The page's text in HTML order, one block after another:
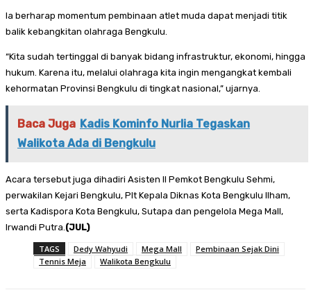
Ia berharap momentum pembinaan atlet muda dapat menjadi titik
balik kebangkitan olahraga Bengkulu.
“Kita sudah tertinggal di banyak bidang infrastruktur, ekonomi, hingga
hukum. Karena itu, melalui olahraga kita ingin mengangkat kembali
kehormatan Provinsi Bengkulu di tingkat nasional,” ujarnya.
Baca Juga Kadis Kominfo Nurlia Tegaskan
Walikota Ada di Bengkulu
Acara tersebut juga dihadiri Asisten II Pemkot Bengkulu Sehmi,
perwakilan Kejari Bengkulu, Plt Kepala Diknas Kota Bengkulu Ilham,
serta Kadispora Kota Bengkulu, Sutapa dan pengelola Mega Mall,
Irwandi Putra.(JUL)
TAGS Dedy Wahyudi Mega Mall
Pembinaan Sejak Dini
Tennis Meja
Walikota Bengkulu